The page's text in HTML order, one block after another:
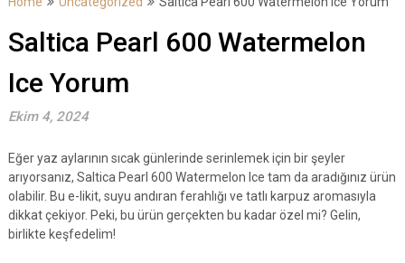
Saltica Pearl 600 Watermelon
Ice Yorum
Ekim 4, 2024
Eğer yaz aylarının sıcak günlerinde serinlemek için bir şeyler
arıyorsanız, Saltica Pearl 600 Watermelon Ice tam da aradığınız ürün
olabilir. Bu e-likit, suyu andıran ferahlığı ve tatlı karpuz aromasıyla
dikkat çekiyor. Peki, bu ürün gerçekten bu kadar özel mi? Gelin,
birlikte keşfedelim!